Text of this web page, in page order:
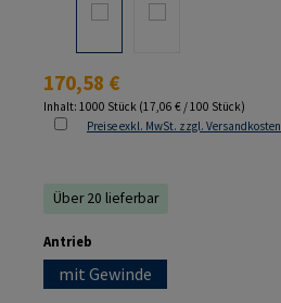
Regulärer Preis:
170,58 €
Inhalt: 1000 Stück (17,06 € / 100 Stück)
Preise exkl. MwSt. zzgl. Versandkosten
Über 20 lieferbar
Antrieb
mit Gewinde